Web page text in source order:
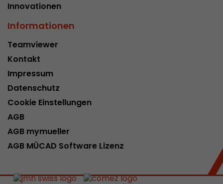
Innovationen
Informationen
Teamviewer
Kontakt
Impressum
Datenschutz
Cookie Einstellungen
AGB
AGB mymueller
AGB MÜCAD Software Lizenz
Debugging und der Verwendung des neuen
Codes nicht berücksichtigt werden.
Name __utmz
Laufzeit 6 Monate